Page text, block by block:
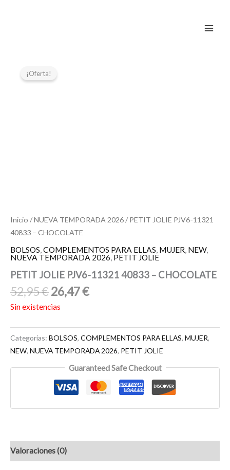
¡Oferta!
Inicio /NUEVA TEMPORADA 2026/ PETIT JOLIE PJV6-11321
40833 – CHOCOLATE
BOLSOS,COMPLEMENTOS PARA ELLAS, MUJER, NEW,
NUEVA TEMPORADA 2026, PETIT JOLIE
PETIT JOLIE PJV6-11321 40833 – CHOCOLATE
52,95€26,47€
Sin existencias
Categorías: BOLSOS, COMPLEMENTOS PARA ELLAS, MUJER,
NEW, NUEVA TEMPORADA 2026, PETIT JOLIE
Guaranteed Safe Checkout
Valoraciones (0)